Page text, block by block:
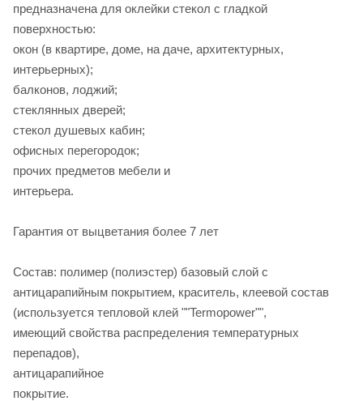
предназначена для оклейки стекол с гладкой
поверхностью:
окон (в квартире, доме, на даче, архитектурных,
интерьерных);
балконов, лоджий;
стеклянных дверей;
стекол душевых кабин;
офисных перегородок;
прочих предметов мебели и
Гарантия от выцветания более 7 лет
Состав: полимер (полиэстер) базовый слой с
антицарапийным покрытием, краситель, клеевой состав
(используется тепловой клей ""Termopower"",
имеющий свойства распределения температурных
перепадов),
антицарапийное